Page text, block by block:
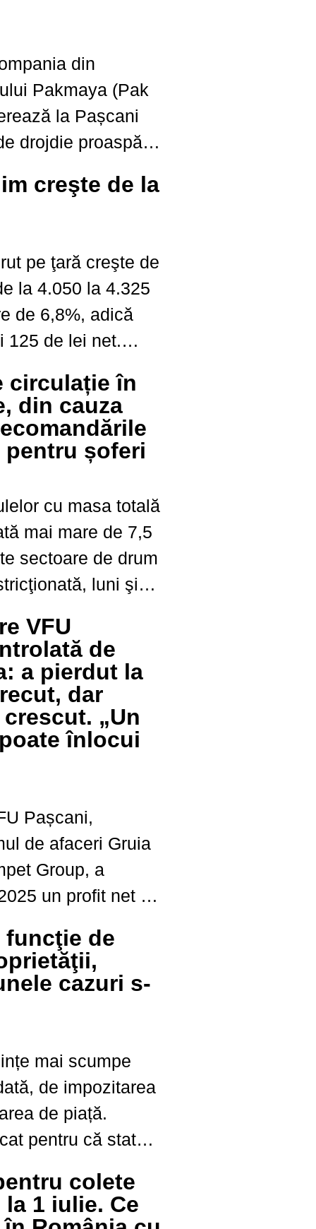
din
Pakmaya (Pak
la Pașcani
drojdie proaspătă
218,6 milioane de
creşte de la
pe ţară creşte de
la 4.050 la 4.325
de 6,8%, adică
125 de lei net.
circulație în
din cauza
șoferi
cu masa totală
mai mare de 7,5
sectoare de drum
luni şi
autostrăzi din
de temperaturile
şi...
VFU
de
a pierdut la
dar
„Un
înlocui
Pașcani,
de afaceri Gruia
Group, a
un profit net în
cu 43% față
de un an înainte. Compania,...
de
cazuri s-
mai scumpe
de impozitarea
de piață.
pentru că statul
notari și
Impozitele se vor
colete
1 iulie. Ce